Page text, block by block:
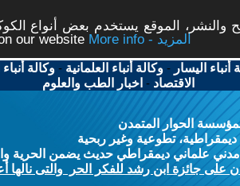
الموقع يستخدم بعض أنواع
our website
More info - المزيد
أنباء اليسار -وكالة أنباء العلمانية -وكالة
الاقتصاد - اخبار الطب والعلوم
الحوار المتمدن
ديمقراطية، تطوعية وغير ربحية
علماني ديمقراطي حديث يضمن الحرية
على جائزة ابن رشد للفكر الحر والتى نالها